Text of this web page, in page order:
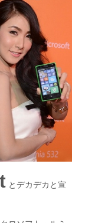
とデカデカと宣